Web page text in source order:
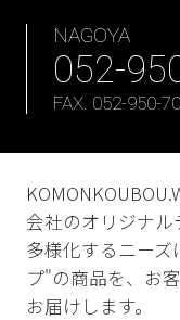
NAGOYA
052-
FAX. 052-950-
会社のオリジナル
多様化するニーズ
プ"の商品を、お
お届けします。